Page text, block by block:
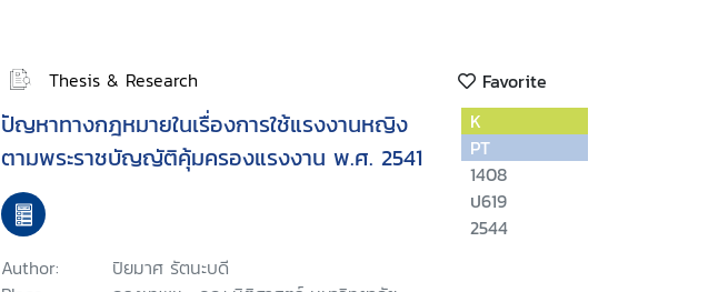
Thesis & Research Favorite
ปัญหาทางกฎหมายในเรื่องการใช้แรงงานหญิง
ตามพระราชบัญญัติคุ้มครองแรงงาน พ.ศ. 2541
Author:
ปิยมาศ รัตนะบดี
K
PT
1408
ป619
2544